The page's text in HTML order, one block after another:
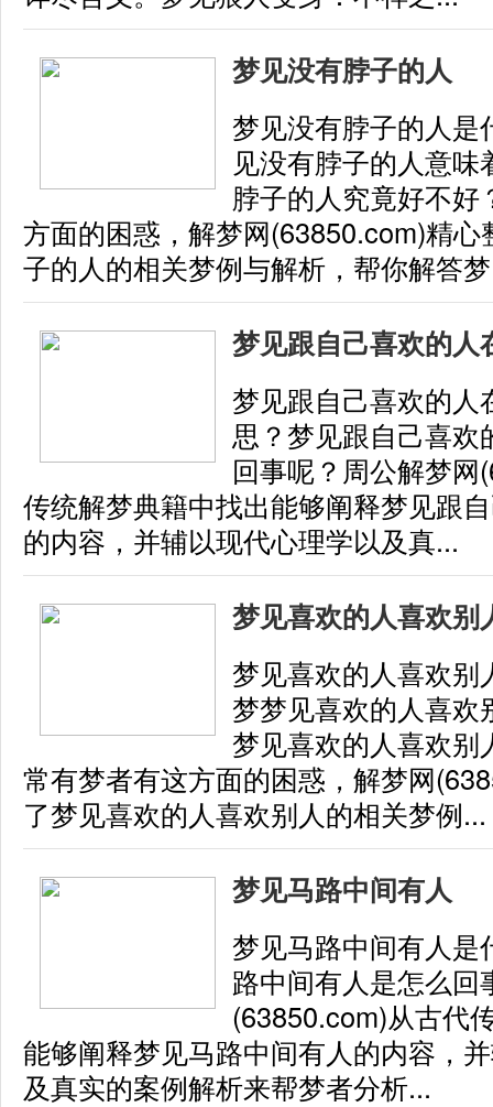
梦见没有脖子的人
梦见没有脖子的人是
见没有脖子的人意
脖子的人究竟好不
方面的困惑，解梦网(63850.com)精心
子的人的相关梦例与解析，帮你解答
梦见跟自己喜欢的人
梦见跟自己喜欢的人
思？梦见跟自己喜欢
回事呢？周公解梦
传统解梦典籍中找出能够阐释梦见跟
的内容，并辅以现代心理学以及真...
梦见喜欢的人喜欢别
梦见喜欢的人喜欢别
梦梦见喜欢的人喜欢
梦见喜欢的人喜欢别
常有梦者有这方面的困惑，解梦网
了梦见喜欢的人喜欢别人的相关梦例...
梦见马路中间有人
梦见马路中间有人是
路中间有人是怎么回
(63850.com)从古代
能够阐释梦见马路中间有人的内容，
及真实的案例解析来帮梦者分析...